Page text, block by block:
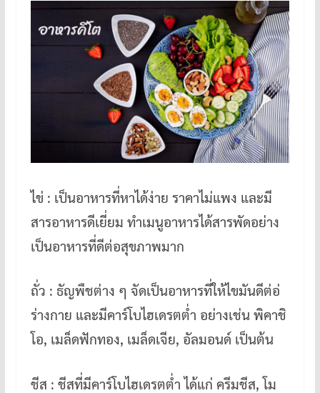
ไข่ : เป็นอาหารที่หาได้ง่าย ราคาไม่แพง และมี
สารอาหารดีเยี่ยม ทำเมนูอาหารได้สารพัดอย่าง
เป็นอาหารที่ดีต่อสุขภาพมาก
ถั่ว : ธัญพืชต่าง ๆ จัดเป็นอาหารที่ให้ไขมันดีต่อ่
ร่างกาย และมีคาร์โบไฮเดรตต่ำ อย่างเช่น พิคาชิ
โอ, เมล็ดฟักทอง, เมล็ดเจีย, อัลมอนด์ เป็นต้น
ชีส : ชีสที่มีคาร์โบไฮเดรตต่ำ ได้แก่ ครีมชีส, โม